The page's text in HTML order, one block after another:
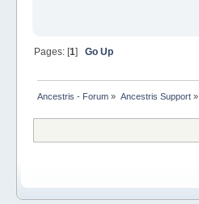
Pages: [1] Go Up
Ancestris - Forum » Ancestris Support»